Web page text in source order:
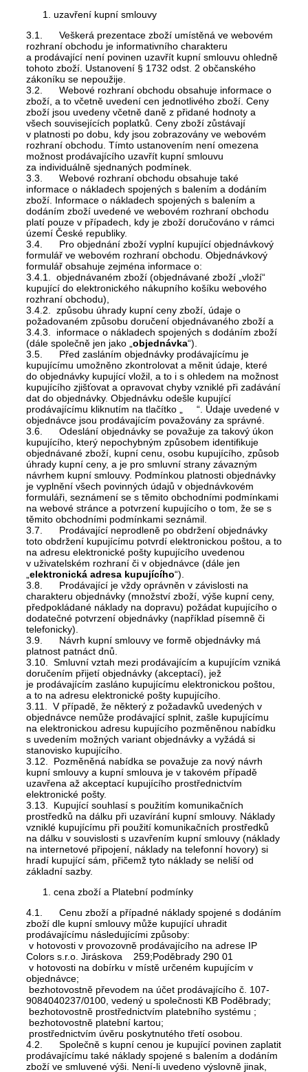
uzavření kupní smlouvy
3.1. Veškerá prezentace zboží umístěná ve webovém
rozhraní obchodu je informativního charakteru
a prodávající není povinen uzavřít kupní smlouvu ohledně
tohoto zboží. Ustanovení § 1732 odst. 2 občanského
zákoníku se nepoužije.
3.2. Webové rozhraní obchodu obsahuje informace o
zboží, a to včetně uvedení cen jednotlivého zboží. Ceny
zboží jsou uvedeny včetně daně z přidané hodnoty a
všech souvisejících poplatků. Ceny zboží zůstávají
v platnosti po dobu, kdy jsou zobrazovány ve webovém
rozhraní obchodu. Tímto ustanovením není omezena
možnost prodávajícího uzavřít kupní smlouvu
za individuálně sjednaných podmínek.
3.3. Webové rozhraní obchodu obsahuje také
informace o nákladech spojených s balením a dodáním
zboží. Informace o nákladech spojených s balením a
dodáním zboží uvedené ve webovém rozhraní obchodu
platí pouze v případech, kdy je zboží doručováno v rámci
území České republiky.
3.4. Pro objednání zboží vyplní kupující objednávkový
formulář ve webovém rozhraní obchodu. Objednávkový
formulář obsahuje zejména informace o:
3.4.1. objednávaném zboží (objednávané zboží „vloží“
kupující do elektronického nákupního košíku webového
rozhraní obchodu),
3.4.2. způsobu úhrady kupní ceny zboží, údaje o
požadovaném způsobu doručení objednávaného zboží a
3.4.3. informace o nákladech spojených s dodáním zboží
(dále společně jen jako „ objednávka“).
3.5. Před zasláním objednávky prodávajícímu je
kupujícímu umožněno zkontrolovat a měnit údaje, které
do objednávky kupující vložil, a to i s ohledem na možnost
kupujícího zjišťovat a opravovat chyby vzniklé při zadávání
dat do objednávky. Objednávku odešle kupující
prodávajícímu kliknutím na tlačítko „ “. Údaje uvedené v
objednávce jsou prodávajícím považovány za správné.
3.6. Odeslání objednávky se považuje za takový úkon
kupujícího, který nepochybným způsobem identifikuje
objednávané zboží, kupní cenu, osobu kupujícího, způsob
úhrady kupní ceny, a je pro smluvní strany závazným
návrhem kupní smlouvy. Podmínkou platnosti objednávky
je vyplnění všech povinných údajů v objednávkovém
formuláři, seznámení se s těmito obchodními podmínkami
na webové stránce a potvrzení kupujícího o tom, že se s
těmito obchodními podmínkami seznámil.
3.7. Prodávající neprodleně po obdržení objednávky
toto obdržení kupujícímu potvrdí elektronickou poštou, a to
na adresu elektronické pošty kupujícího uvedenou
v uživatelském rozhraní či v objednávce (dále jen
elektronická adresa kupujícího“).
3.8. Prodávající je vždy oprávněn v závislosti na
charakteru objednávky (množství zboží, výše kupní ceny,
předpokládané náklady na dopravu) požádat kupujícího o
dodatečné potvrzení objednávky (například písemně či
telefonicky).
3.9. Návrh kupní smlouvy ve formě objednávky má
platnost patnáct dnů.
3.10. Smluvní vztah mezi prodávajícím a kupujícím vzniká
doručením přijetí objednávky (akceptací), jež
je prodávajícím zasláno kupujícímu elektronickou poštou,
a to na adresu elektronické pošty kupujícího.
3.11. V případě, že některý z požadavků uvedených v
objednávce nemůže prodávající splnit, zašle kupujícímu
na elektronickou adresu kupujícího pozměněnou nabídku
s uvedením možných variant objednávky a vyžádá si
stanovisko kupujícího.
3.12. Pozměněná nabídka se považuje za nový návrh
kupní smlouvy a kupní smlouva je v takovém případě
uzavřena až akceptací kupujícího prostřednictvím
elektronické pošty.
3.13. Kupující souhlasí s použitím komunikačních
prostředků na dálku při uzavírání kupní smlouvy. Náklady
vzniklé kupujícímu při použití komunikačních prostředků
na dálku v souvislosti s uzavřením kupní smlouvy (náklady
na internetové připojení, náklady na telefonní hovory) si
hradí kupující sám, přičemž tyto náklady se neliší od
základní sazby.
cena zboží a Platební podmínky
4.1. Cenu zboží a případné náklady spojené s dodáním
zboží dle kupní smlouvy může kupující uhradit
prodávajícímu následujícími způsoby:
v hotovosti v provozovně prodávajícího na adrese IP
Colors s.r.o. Jiráskova 259;Poděbrady 290 01
v hotovosti na dobírku v místě určeném kupujícím v
objednávce;
bezhotovostně převodem na účet prodávajícího č. 107-
9084040237/0100, vedený u společnosti KB Poděbrady;
bezhotovostně prostřednictvím platebního systému ;
bezhotovostně platební kartou;
prostřednictvím úvěru poskytnutého třetí osobou.
4.2. Společně s kupní cenou je kupující povinen zaplatit
prodávajícímu také náklady spojené s balením a dodáním
zboží ve smluvené výši. Není-li uvedeno výslovně jinak,